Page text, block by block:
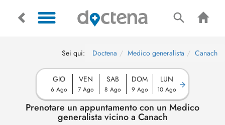
Sei qui: Doctena Medico generalista Canach
GIO
6 Ago
VEN
7 Ago
SAB
8 Ago
DOM
9 Ago
LUN
10 Ago
Prenotare un appuntamento con un Medico
generalista vicino a Canach